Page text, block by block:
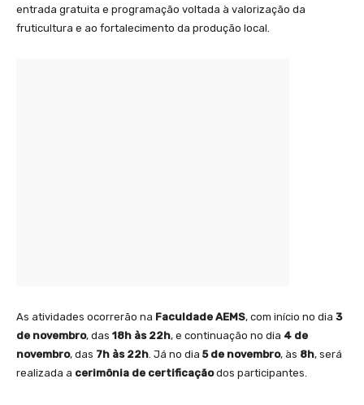
entrada gratuita e programação voltada à valorização da
fruticultura e ao fortalecimento da produção local.
As atividades ocorrerão na Faculdade AEMS, com início no dia 3
de novembro, das 18h às 22h, e continuação no dia 4 de
novembro, das 7h às 22h. Já no dia 5 de novembro, às 8h, será
realizada a cerimônia de certificaçãodos participantes.